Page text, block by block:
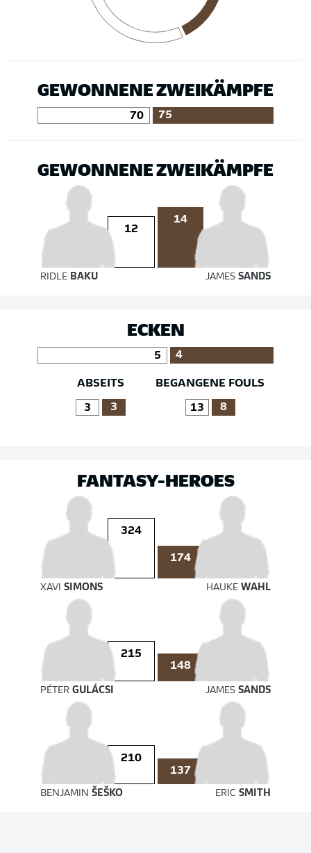
GEWONNENE ZWEIKÄMPFE
70 75
GEWONNENE ZWEIKÄMPFE
12
14
RIDLE BAKU JAMESSANDS
ECKEN
5 4
ABSEITS
3 3
BEGANGENE FOULS
13 8
FANTASY-HEROES
324
174
XAVI SIMONS HAUKEWAHL
215
148
PÉTER GULÁCSI JAMESSANDS
210
137
BENJAMIN ŠEŠKO ERICSMITH